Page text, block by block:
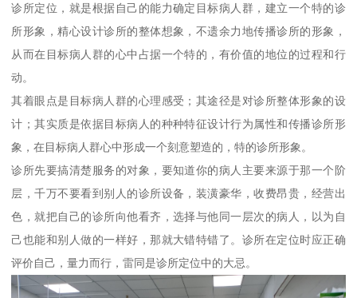
诊所定位，就是根据自己的能力确定目标病人群，建立一个特的诊
所形象，精心设计诊所的整体想象，不遗余力地传播诊所的形象，
从而在目标病人群的心中占据一个特的，有价值的地位的过程和行
动。
其着眼点是目标病人群的心理感受；其途径是对诊所整体形象的设
计；其实质是依据目标病人的种种特征设计行为属性和传播诊所形
象，在目标病人群心中形成一个刻意塑造的，特的诊所形象。
诊所先要搞清楚服务的对象，要知道你的病人主要来源于那一个阶
层，千万不要看到别人的诊所设备，装潢豪华，收费昂贵，经营出
色，就把自己的诊所向他看齐，选择与他同一层次的病人，以为自
己也能和别人做的一样好，那就大错特错了。诊所在定位时应正确
评价自己，量力而行，雷同是诊所定位中的大忌。